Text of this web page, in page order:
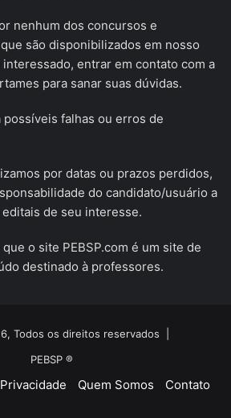
nenhum dos concursos e
são disponibilizados em nosso
entrar em contato com a
para sanar suas dúvidas.
possíveis falhas ou erros de
por datas ou prazos perdidos,
do candidato/usuário a
de seu interesse.
o site PEBSP.com é um site de
destinado à professores.
Todos os direitos reservados |
PEBSP ®
Quem Somos Contato